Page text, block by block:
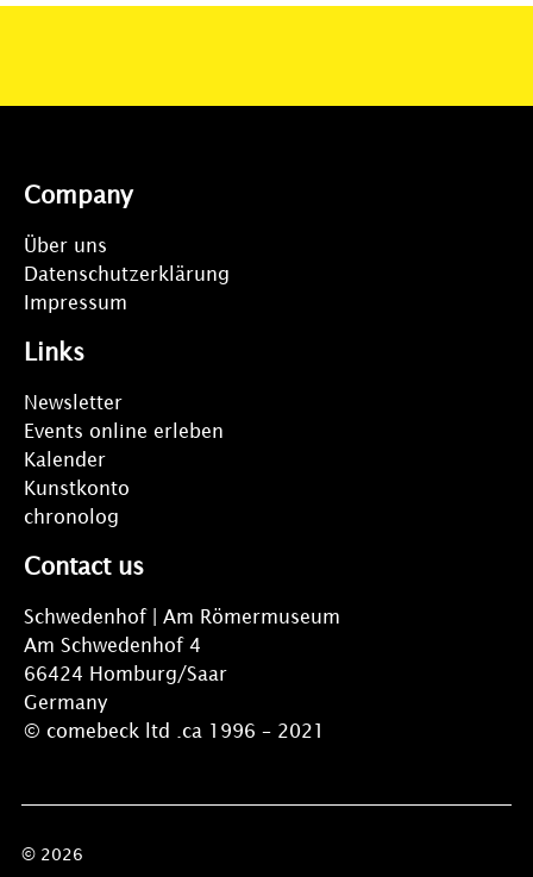
Company
Über uns
Datenschutzerklärung
Impressum
Links
Newsletter
Events online erleben
Kalender
Kunstkonto
chronolog
Contact us
Schwedenhof | Am Römermuseum
Am Schwedenhof 4
66424 Homburg/Saar
Germany
© comebeck ltd .ca 1996 – 2021
© 2026